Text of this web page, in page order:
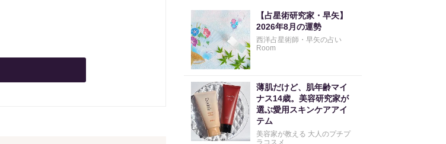
【占星術研究家・早矢】
2026年8月の運勢
西洋占星術師・早矢の占い
Room
薄肌だけど、肌年齢マイ
ナス14歳。美容研究家が
選ぶ愛用スキンケアアイ
テム
美容家が教える 大人のプチプ
ラコスメ